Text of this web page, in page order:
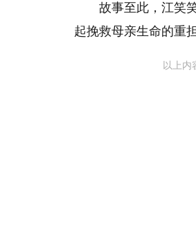
故事至此，江笑
起挽救母亲生命的重担
以上内